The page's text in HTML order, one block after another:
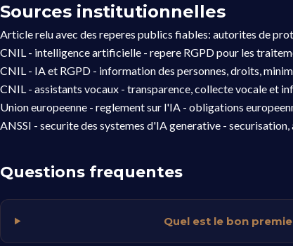
Sources institutionnelles
Article relu avec des reperes publics fiables: autorites de
CNIL - intelligence artificielle - repere RGPD pour les
CNIL - IA et RGPD - information des personnes, droits,
CNIL - assistants vocaux - transparence, collecte vocale et
Union europeenne - reglement sur l'IA - obligations
ANSSI - securite des systemes d'IA generative -
Questions frequentes
Quel est le bon